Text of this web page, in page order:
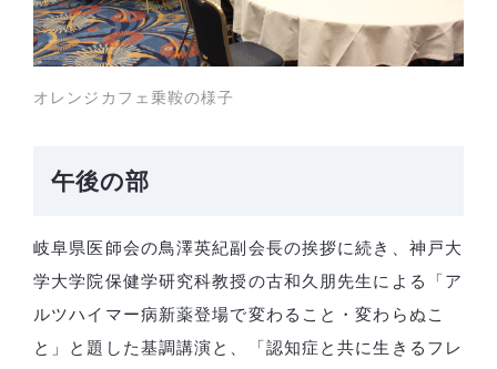
オレンジカフェ乗鞍の様子
午後の部
岐阜県医師会の鳥澤英紀副会長の挨拶に続き、神戸大
学大学院保健学研究科教授の古和久朋先生による「ア
ルツハイマー病新薬登場で変わること・変わらぬこ
と」と題した基調講演と、「認知症と共に生きるフレ